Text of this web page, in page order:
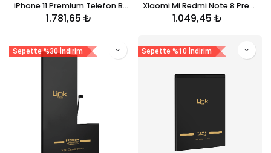
iPhone 11 Premium Telefon Bataryası 3500 mAh
1.781,65 ₺
Xiaomi Mi Redmi Note 8 Premium Telefon Bataryası 4000 mAh (BN46)
1.049,45 ₺
Sepette %30 İndirim Sepette %10 İndirim